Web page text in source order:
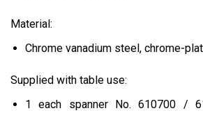
Material:
Chrome vanadium steel, chrome-
Supplied with table use:
1 each spanner No. 610700 /